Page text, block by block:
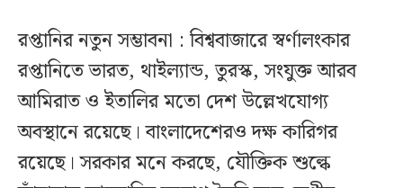
রপ্তানির নতুন সম্ভাবনা : বিশ্ববাজারে স্বর্ণালংকার
রপ্তানিতে ভারত, থাইল্যান্ড, তুরস্ক, সংযুক্ত আরব
আমিরাত ও ইতালির মতো দেশ উল্লেখযোগ্য
অবস্থানে রয়েছে। বাংলাদেশেরও দক্ষ কারিগর
রয়েছে। সরকার মনে করছে, যৌক্তিক শুল্কে